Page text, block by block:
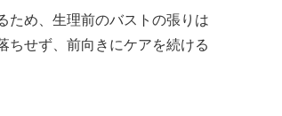
ため、生理前のバストの張りは
ちせず、前向きにケアを続ける